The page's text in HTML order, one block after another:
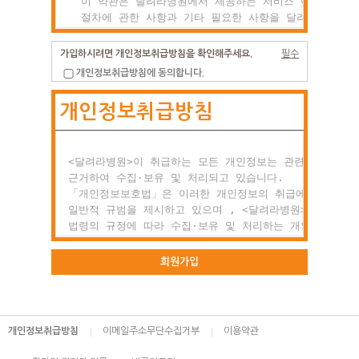
절차에 관한 사항과 기타 필요한 사항을 달려라병원과(
이용자의 권리, 의미 및 책임사항 등을 규정함을 목적
  합니다.
제2조 약관의 효력과 변경
(1) 이 약관은 이용자에게 공시함으로서 효력이 발생
(2) 달려라병원는 사정 변경의 경우와 영업상 중요사유
      전항과 같은 방법으로 효력이 발생합니다.
제3조 약관 외 준칙
  이 약관에 명시되지 않은 사항이 관계법령에 규정되어
  있을 경우에는 그 규정에 따릅니다.
○ 제2장 회원 가입과 서비스 이용
  양식을 작성하고 'ID'와 '비밀번호'를 발급받은 사람을
필수
가입하시려면 개인정보취급방침을 확인해주세요.
개인정보취급방침에 동의합니다.
개인정보취급방침
<달려라병원>이 취급하는 모든 개인정보는 관련 법령에
근거하여 수집·보유 및 처리되고 있습니다.
「개인정보보호법」은 이러한 개인정보의 취급에 대한
일반적 규범을 제시하고 있으며 , <달려라병원>은 이러한
법령의 규정에 따라 수집·보유 및 처리하는 개인정보를
공공업무의 적절한 수행과 정보주체의 권익을 보호하기
위해 적법하고 적정하게 취급할 것입니다.
권익의 침해 등에 대하여 행정심판법에서 정하는 바에 따
회원가입
개인정보취급방침 이메일주소무단수집거부 이용약관